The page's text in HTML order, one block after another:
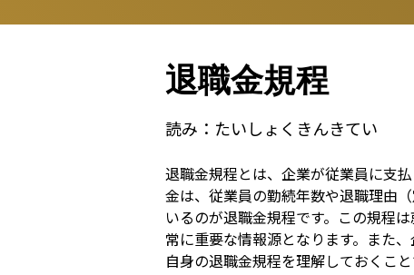
退職金規程
読み： たいしょくきんきてい
退職金規程とは、企業が従業員に支
金は、従業員の勤続年数や退職理由
いるのが退職金規程です。この規程
常に重要な情報源となります。また
自身の退職金規程を理解しておくこ